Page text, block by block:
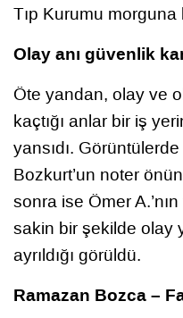
Tıp Kurumu morguna
Olay anı güvenlik
Öte yandan, olay ve
kaçtığı anlar bir iş
yansıdı.
Bozkurt’un noter
sonra ise Ömer
sakin bir şekilde olay
ayrıldığı görüldü.
Ramazan Bozca –